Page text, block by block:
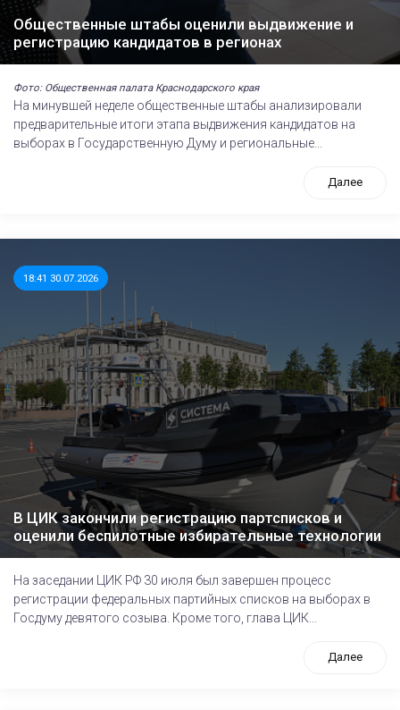
Общественные штабы оценили выдвижение и
регистрацию кандидатов в регионах
Фото: Общественная палата Краснодарского края
На минувшей неделе общественные штабы анализировали
предварительные итоги этапа выдвижения кандидатов на
выборах в Государственную Думу и региональные...
Далее
18:41 30.07.2026
В ЦИК закончили регистрацию партсписков и
оценили беспилотные избирательные технологии
На заседании ЦИК РФ 30 июля был завершен процесс
регистрации федеральных партийных списков на выборах в
Госдуму девятого созыва. Кроме того, глава ЦИК...
Далее